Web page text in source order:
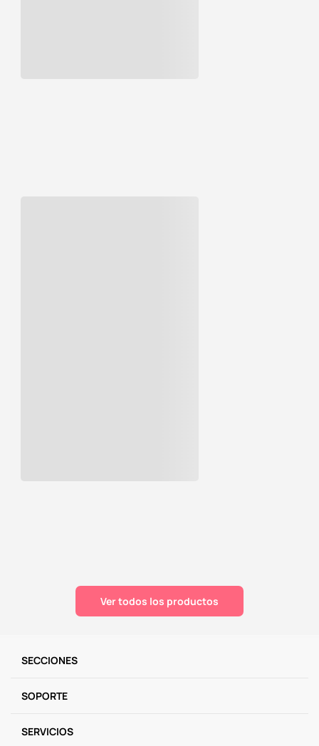
Ver todos los productos
SECCIONES
SOPORTE
SERVICIOS